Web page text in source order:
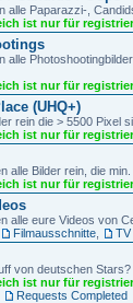
alle Paparazzi-,
ist nur für
alle Photoshootingbilder
ist nur für
(UHQ+)
rein die > 5500 Pixel
ist nur für
alle Bilder rein, die
ist nur für
alle eure Videos von
Filmausschnitte TV
von deutschen
ist nur für
Requests Completed